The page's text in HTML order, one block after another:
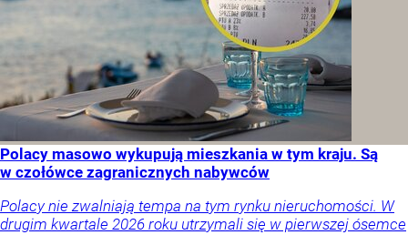
Polacy masowo wykupują mieszkania w tym kraju. Są
w czołówce zagranicznych nabywców
Polacy nie zwalniają tempa na tym rynku nieruchomości. W
drugim kwartale 2026 roku utrzymali się w pierwszej ósemce